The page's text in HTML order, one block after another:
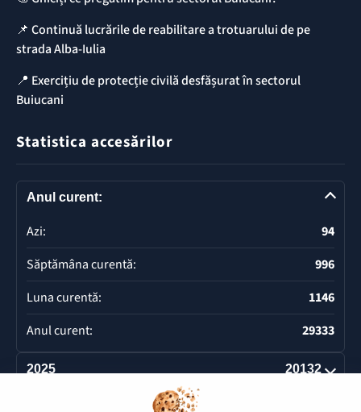
📌 Continuă lucrările de reabilitare a trotuarului de pe
strada Alba-Iulia
📍 Exercițiu de protecție civilă desfășurat în sectorul
Buiucani
Statistica accesărilor
Anul curent:
Azi:
94
Săptămâna curentă:
996
Luna curentă:
1146
Anul curent:
29333
2025 20132
Deschide